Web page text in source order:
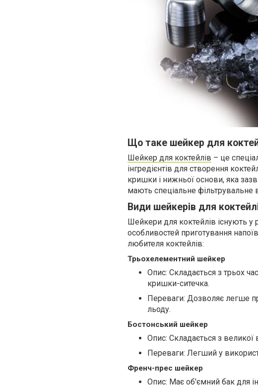
Що таке шейкер для
Шейкер для коктейлів – це
інгредієнтів для створення
кришки і нижньої основи, яка
мають спеціальне фільтрувальне
Види шейкерів для
Шейкери для коктейлів існують у
особливостей приготування
любителя коктейлів:
Трьохелементний шейкер
Опис: Складається з трьох
кришки-ситечка.
Переваги: Дозволяє легше
льоду.
Бостонський шейкер
Опис: Складається з
Переваги: Легший у
Френч-прес шейкер
Опис: Має об'ємний бак для